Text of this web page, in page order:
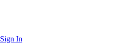
Sign In